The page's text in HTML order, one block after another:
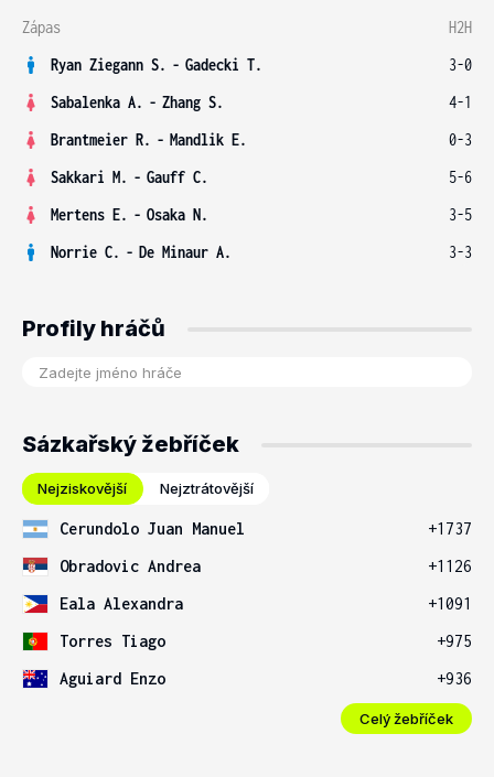
Zápas
H2H
Ryan Ziegann S. - Gadecki T.
3-0
Sabalenka A. - Zhang S.
4-1
Brantmeier R. - Mandlik E.
0-3
Sakkari M. - Gauff C.
5-6
Mertens E. - Osaka N.
3-5
Norrie C. - De Minaur A. 3-3
Profily hráčů
Sázkařský žebříček
Nejziskovější Nejztrátovější
Cerundolo Juan Manuel
+1737
Obradovic Andrea
+1126
Eala Alexandra
+1091
Torres Tiago
+975
Aguiard Enzo
+936
Celý žebříček